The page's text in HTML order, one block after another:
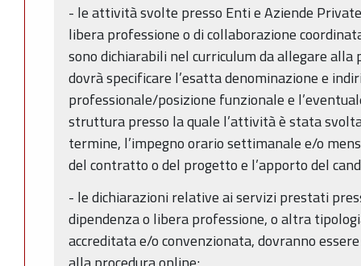
- le attività svolte presso Enti e Aziende
libera professione o di collaborazione
sono dichiarabili nel curriculum da allegare alla
dovrà specificare l’esatta denominazione e
professionale/posizione funzionale e
struttura presso la quale l’attività è stata
termine, l’impegno orario settimanale e/o
del contratto o del progetto e l’apporto del
- le dichiarazioni relative ai servizi prestati
dipendenza o libera professione, o altra
accreditata e/o convenzionata, dovranno